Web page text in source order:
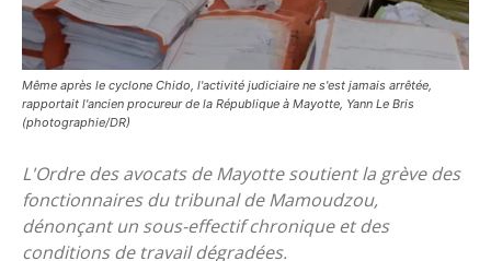
Même après le cyclone Chido, l'activité judiciaire ne s'est jamais arrêtée,
rapportait l'ancien procureur de la République à Mayotte, Yann Le Bris
(photographie/DR)
L'Ordre des avocats de Mayotte soutient la grève des
fonctionnaires du tribunal de Mamoudzou,
dénonçant un sous-effectif chronique et des
conditions de travail dégradées.